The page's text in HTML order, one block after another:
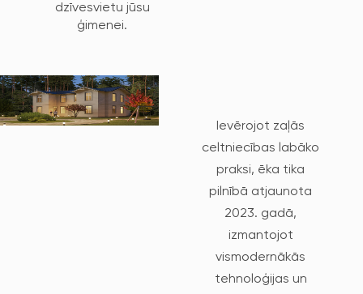
dzīvesvietu jūsu
ģimenei.
Ievērojot zaļās
celtniecības labāko
praksi, ēka tika
pilnībā atjaunota
2023. gadā,
izmantojot
vismodernākās
tehnoloģijas un